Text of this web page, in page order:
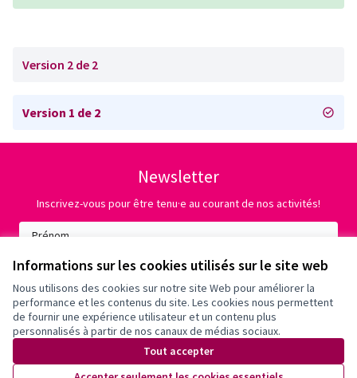
Informations sur les cookies utilisés sur le site web
Nous utilisons des cookies sur notre site Web pour améliorer la
performance et les contenus du site. Les cookies nous permettent
de fournir une expérience utilisateur et un contenu plus
personnalisés à partir de nos canaux de médias sociaux.
Tout accepter
Version 2 de 2
Version 1 de 2
Newsletter
Inscrivez-vous pour être tenu·e au courant de nos activités!